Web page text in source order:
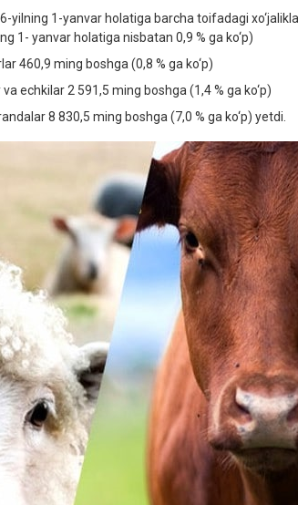
yilning 1-yanvar holatiga barcha toifadagi
1- yanvar holatiga nisbatan 0,9 % ga ko‘p)
460,9 ming boshga (0,8 % ga ko‘p)
va echkilar 2 591,5 ming boshga (1,4 % ga ko‘p)
8 830,5 ming boshga (7,0 % ga ko‘p) yetdi.